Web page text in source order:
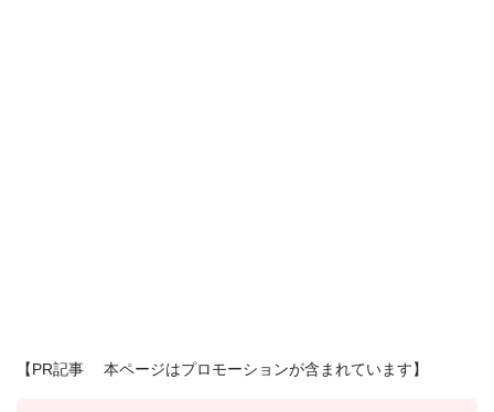
【PR記事 本ページはプロモーションが含まれています】